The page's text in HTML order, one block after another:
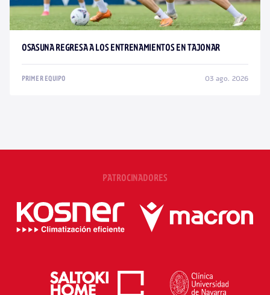
OSASUNA REGRESA A LOS ENTRENAMIENTOS EN TAJONAR
PRIMER EQUIPO 03 ago. 2026
PATROCINADORES